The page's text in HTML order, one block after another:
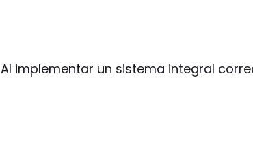
Al implementar un sistema integral